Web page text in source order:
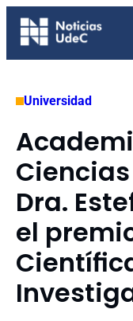
Saltar
Universidad
Dra.
el